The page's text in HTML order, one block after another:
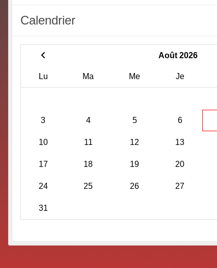
Calendrier
Août 2026
Lu Ma Me Je
3 4 5 6
10 11 12 13
17 18 19 20
24 25 26 27
31